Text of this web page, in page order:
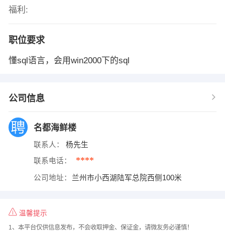
福利:
职位要求
懂sql语言，会用win2000下的sql
公司信息
名都海鲜楼
联系人： 杨先生
联系电话： ****
公司地址： 兰州市小西湖陆军总院西侧100米
温馨提示
1、本平台仅供信息发布，不会收取押金、保证金，请微友务必谨慎！